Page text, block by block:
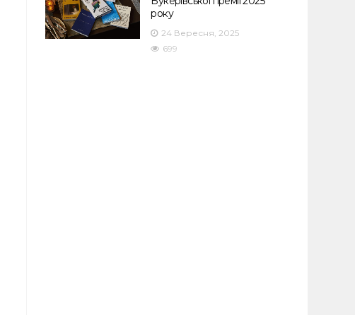
року
24 Вересня, 2025
699